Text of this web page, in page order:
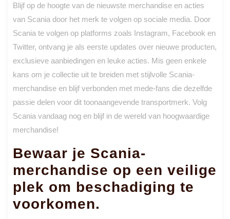
Blijf op de hoogte van de nieuwste merchandise en acties
van Scania door het merk te volgen op sociale media. Door
Scania te volgen op platforms zoals Instagram, Facebook en
Twitter, ontvang je als eerste updates over nieuwe producten,
exclusieve aanbiedingen en leuke acties. Mis geen enkele
kans om je collectie uit te breiden met stijlvolle Scania-
merchandise en blijf verbonden met mede-fans die dezelfde
passie delen voor dit toonaangevende transportmerk. Volg
Scania vandaag nog en blijf in de wereld van hoogwaardige
merchandise!
Bewaar je Scania-
merchandise op een veilige
plek om beschadiging te
voorkomen.